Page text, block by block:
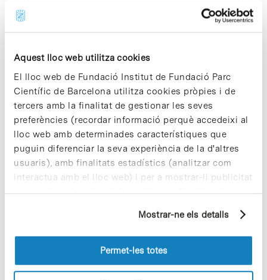
Aquest lloc web utilitza cookies
El lloc web de Fundació Institut de Fundació Parc
Científic de Barcelona utilitza cookies pròpies i de
tercers amb la finalitat de gestionar les seves
preferències (recordar informació perquè accedeixi al
lloc web amb determinades característiques que
puguin diferenciar la seva experiència de la d'altres
usuaris), amb finalitats estadístics (analitzar com
interactua amb el lloc web) i per a mostrar-li publicitat
personalitzada sobre la base d'un perfil elaborat a
pàgines visitades). Per a obtenir més informació sobre
les cookies pot consultar laPolítica de cookiesdel
Mostrar-ne els detalls
Permet-les totes
Hora:
Lloc web:
https://calendly.com/fis
iosesion/30min-60min?
month=2022-03
Visualitza el lloc web